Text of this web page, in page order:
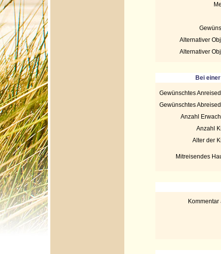
Alternativer
Alternativer
Bei
Gewünschtes
Gewünschtes
Anzahl
Anzahl
Alter der
Mitreisendes
Kommentar